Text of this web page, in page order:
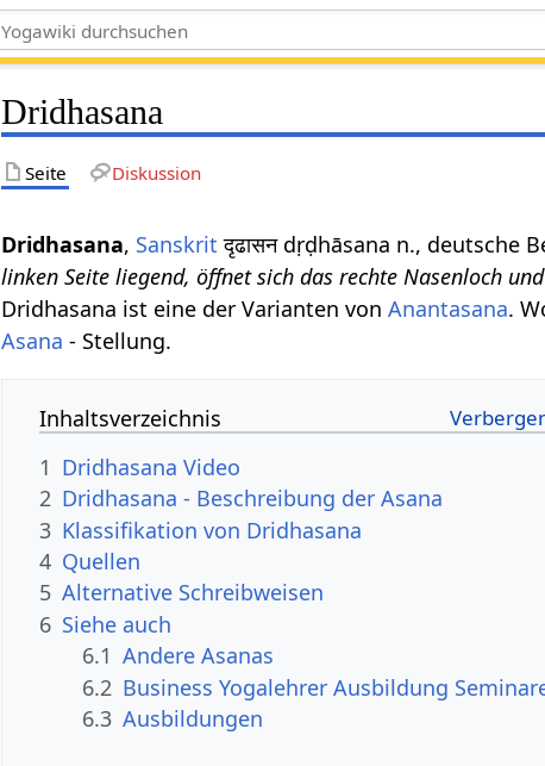
Dridhasana
Seite Diskussion
Dridhasana, Sanskrit दृढासन dṛḍhāsana n., deutsche
linken Seite liegend, öffnet sich das rechte Nasenloch
Dridhasana ist eine der Varianten vonAnantasana.
Asana - Stellung.
Inhaltsverzeichnis
1 Dridhasana Video
2 Dridhasana - Beschreibung der Asana
3 Klassifikation von Dridhasana
4 Quellen
5 Alternative Schreibweisen
6 Siehe auch
6.1 Andere Asanas
6.2 Business Yogalehrer Ausbildung
6.3 Ausbildungen